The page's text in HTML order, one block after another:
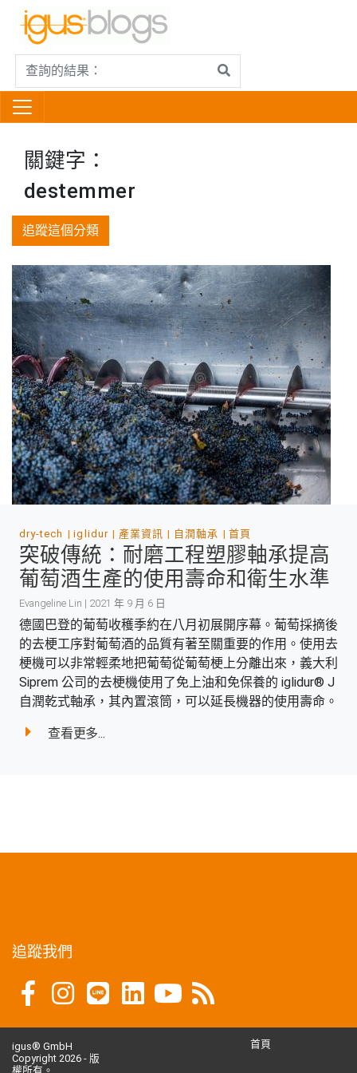
關鍵字：
destemmer
追蹤這個分類
dry-tech iglidur 產業資訊 自潤軸承 首頁
突破傳統：耐磨工程塑膠軸承提高
葡萄酒生產的使用壽命和衛生水準
Evangeline Lin | 2021 年 9 月 6 日
德國巴登的葡萄收穫季約在八月初展開序幕。葡萄採摘後
的去梗工序對葡萄酒的品質有著至關重要的作用。使用去
梗機可以非常輕柔地把葡萄從葡萄梗上分離出來，義大利
Siprem 公司的去梗機使用了免上油和免保養的 iglidur® J
自潤乾式軸承，其內置滾筒，可以延長機器的使用壽命。
查看更多...
追蹤我們
igus® GmbH
Copyright 2026 - 版
權所有。
首頁